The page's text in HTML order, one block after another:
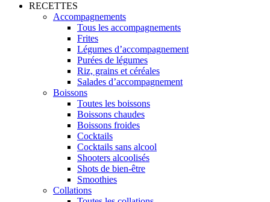
RECETTES
Accompagnements
Tous les accompagnements
Frites
Légumes d’accompagnement
Purées de légumes
Riz, grains et céréales
Salades d’accompagnement
Boissons
Toutes les boissons
Boissons chaudes
Boissons froides
Cocktails
Cocktails sans alcool
Shooters alcoolisés
Shots de bien-être
Smoothies
Collations